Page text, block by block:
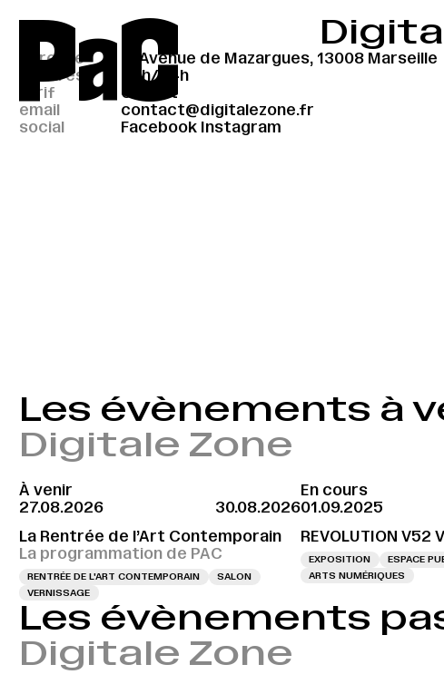
PaC
adresse
11 Avenue de Mazargues, 13008 Marseille
horaires
24h/24h
tarif
Gratuit
email
contact@digitalezone.fr
social
Facebook Instagram
Les évènements à
Digitale Zone
À venir
27.08.2026
30.08.2026
La Rentrée de l’Art Contemporain
La programmation de PAC
RENTRÉE DE L'ART CONTEMPORAIN
SALON
VERNISSAGE
En cours
01.09.2025
REVOLUTION V52
EXPOSITION
ESPACE
ARTS NUMÉRIQUES
Les évènements
Digitale Zone